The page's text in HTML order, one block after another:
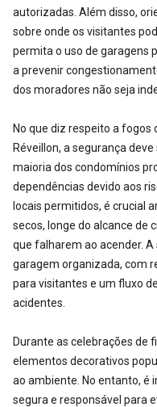
autorizadas. Além disso,
sobre onde os visitantes
permita o uso de garagens
a prevenir
dos moradores não seja
No que diz respeito a fogos
Réveillon, a segurança
maioria dos condomínios
dependências devido aos
locais permitidos, é crucial
secos, longe do alcance de
que falharem ao acender.
garagem organizada, com
para visitantes e um fluxo
acidentes.
Durante as celebrações de
elementos decorativos
ao ambiente. No entanto,
segura e responsável para